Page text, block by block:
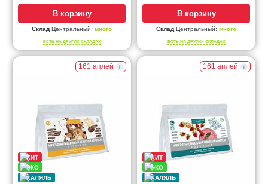
В корзину
Склад Центральный: много
ЕСТЬ НА ДРУГИХ СКЛАДАХ
В корзину
Склад Центральный: много
ЕСТЬ НА ДРУГИХ СКЛАДАХ
161 аплей 161 аплей